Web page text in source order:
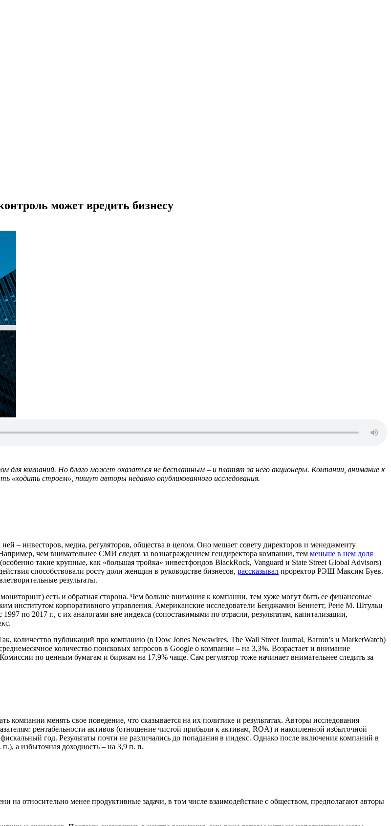
может вредить бизнесу
компаний. Но благо может оказаться не бесплатным – и платят за него акционеры. Компании, внимание к
строем», пишут авторы недавно опубликованного исследования.
– инвесторов, медиа, регуляторов, общества в целом. Оно мешает совету директоров и менеджменту
чем внимательнее СМИ следят за вознаграждением гендиректора компании, тем меньше в нем доля
такие крупные, как «большая тройка» инвестфондов BlackRock, Vanguard и State Street Global Advisors)
способствовали росту доли женщин в руководстве бизнесов, рассказывал проректор РЭШ Максим Буев.
результаты.
есть и обратная сторона. Чем больше внимания к компании, тем хуже могут быть ее финансовые
институтом корпоративного управления. Американские исследователи Бенджамин Беннетт, Рене М. Штульц
по 2017 г., с их аналогами вне индекса (сопоставимыми по отрасли, результатам, капитализации,
количество публикаций про компанию (в Dow Jones Newswires, The Wall Street Journal, Barron’s и MarketWatch)
количество поисковых запросов в Google о компании – на 3,3%. Возрастает и внимание
по ценным бумагам и биржам на 17,9% чаще. Сам регулятор тоже начинает внимательнее следить за
менять свое поведение, что сказывается на их политике и результатах. Авторы исследования
рентабельности активов (отношение чистой прибыли к активам, ROA) и накопленной избыточной
год. Результаты почти не различались до попадания в индекс. Однако после включения компаний в
а избыточная доходность – на 3,9 п. п.
на относительно менее продуктивные задачи, в том числе взаимодействие с обществом, предполагают авторы